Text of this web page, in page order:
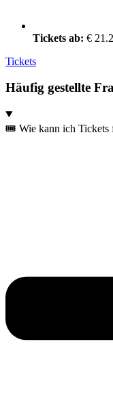
Tickets ab: €
Tickets
Häufig gestellte
🎟️ Wie kann ich Tickets